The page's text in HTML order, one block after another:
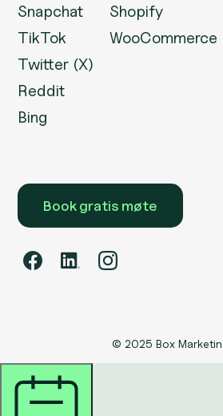
Snapchat
TikTok
Twitter (X)
Reddit
Bing
Shopify
WooCommerce
Book gratis møte
© 2025 Box